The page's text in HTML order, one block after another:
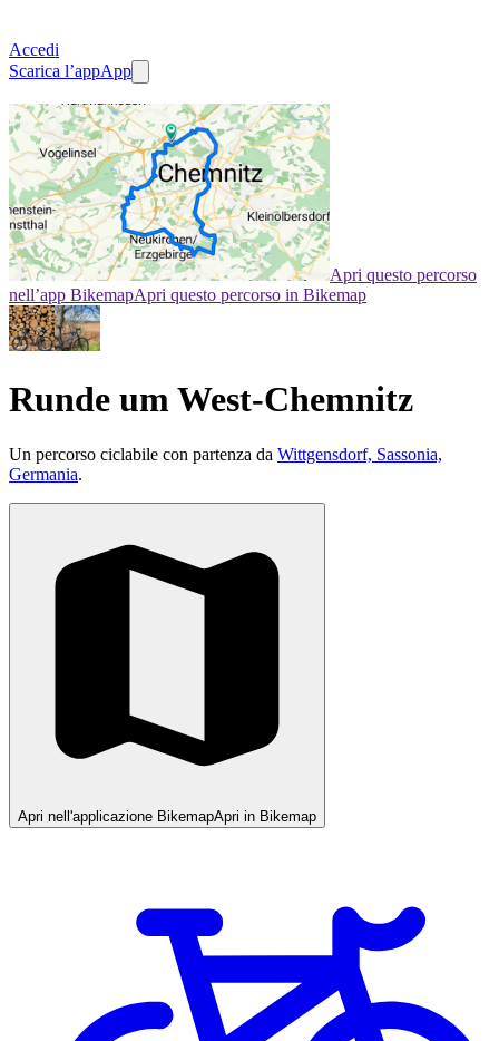
Accedi
Scarica l’appApp
Apri questo percorso
nell’app BikemapApri questo percorso in Bikemap
Runde um West-Chemnitz
Un percorso ciclabile con partenza da Wittgensdorf, Sassonia,
Germania.
Apri nell'applicazione BikemapApri in Bikemap